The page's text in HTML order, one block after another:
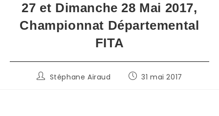
content27 et Dimanche 28 Mai 2017,
Championnat Départemental
FITA
Auteur/autrice
Stéphane Airaud
Publication
31 mai 2017